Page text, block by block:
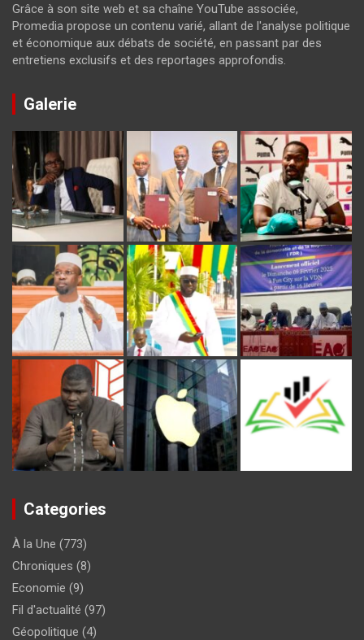
Grâce à son site web et sa chaîne YouTube associée,
Promedia propose un contenu varié, allant de l'analyse politique
et économique aux débats de société, en passant par des
entretiens exclusifs et des reportages approfondis.
Galerie
Categories
À la Une (773)
Chroniques (8)
Economie (9)
Fil d'actualité (97)
Géopolitique (4)